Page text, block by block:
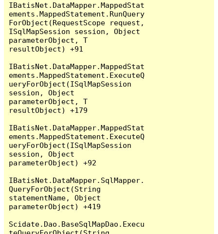
IBatisNet.DataMapper.MappedStat
ements.MappedStatement.RunQuery
ForObject(RequestScope request,
ISqlMapSession session, Object
parameterObject, T
resultObject) +91
IBatisNet.DataMapper.MappedStat
ements.MappedStatement.ExecuteQ
ueryForObject(ISqlMapSession
session, Object
parameterObject, T
resultObject) +179
IBatisNet.DataMapper.MappedStat
ements.MappedStatement.ExecuteQ
ueryForObject(ISqlMapSession
session, Object
parameterObject) +92
IBatisNet.DataMapper.SqlMapper.
QueryForObject(String
statementName, Object
parameterObject) +419
Scidate.Dao.BaseSqlMapDao.Execu